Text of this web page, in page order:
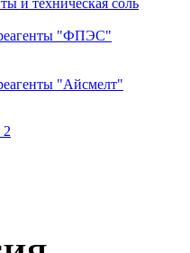
и техническая соль
"ФПЭС"
"Айсмелт"